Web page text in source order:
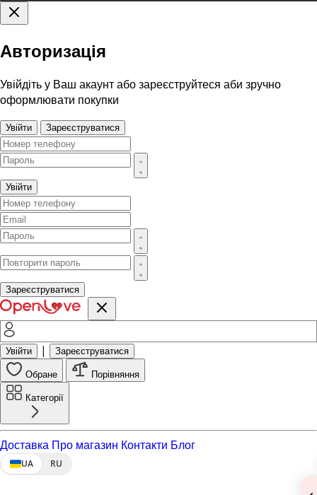
Авторизація
Увійдіть у Ваш акаунт або зареєструйтеся аби зручно
оформлювати покупки
Увійти Зареєструватися
Увійти
Зареєструватися
Увійти | Зареєструватися
Обране Порівняння
Категорії
Доставка Про магазин Контакти Блог
UA RU